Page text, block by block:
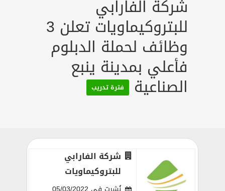
شركة الفارابي
للبتروكيماويات تعلن 3
وظائف لحملة الدبلوم
فأعلي بمدينة ينبع
الصناعية فترة تدريب
شركة الفارابي
للبتروكيماويات